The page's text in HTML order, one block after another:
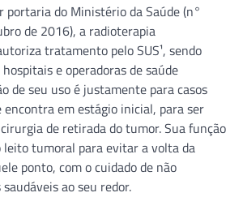
portaria do Ministério da Saúde (n°
de 2016), a radioterapia
tratamento pelo SUS¹, sendo
e operadoras de saúde
de seu uso é justamente para casos
encontra em estágio inicial, para ser
de retirada do tumor. Sua função
tumoral para evitar a volta da
ponto, com o cuidado de não
ao seu redor.